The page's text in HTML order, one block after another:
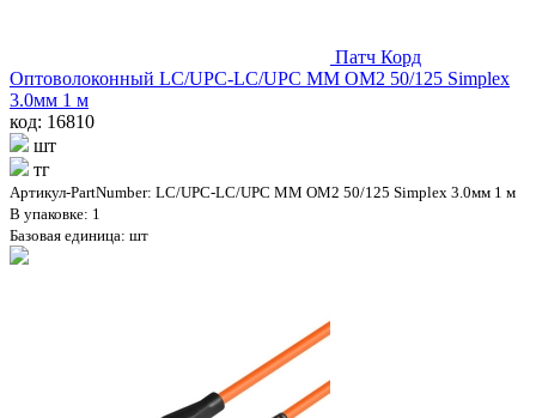
Патч Корд
Оптоволоконный LC/UPC-LC/UPC MM OM2 50/125 Simplex
3.0мм 1 м
код: 16810
шт
тг
Артикул-PartNumber: LC/UPC-LC/UPC MM OM2 50/125 Simplex 3.0мм 1 м
В упаковке: 1
Базовая единица: шт